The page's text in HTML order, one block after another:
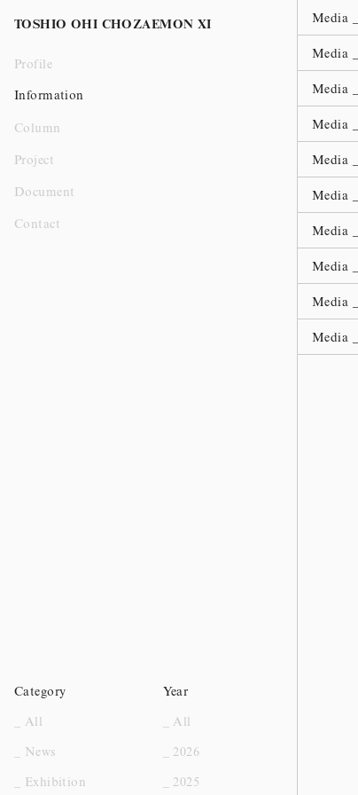
TOSHIO OHI CHOZAEMON XI
Profile
Information
Column
Project
Document
Contact
Category
_ All
_ News
_ Exhibition
Year
_ All
_ 2026
_ 2025
Media _
Media _
Media _
Media _
Media _
Media _
Media _
Media _
Media _
Media _